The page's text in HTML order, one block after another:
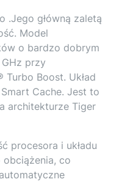
.Jego główną zaletą
Model
o bardzo dobrym
przy
Boost. Układ
Cache. Jest to
architekturze Tiger
procesora i układu
co